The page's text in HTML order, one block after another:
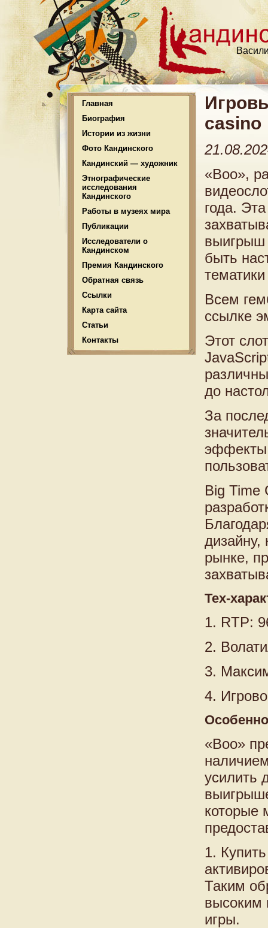
Главная
Биография
Истории из жизни
Фото Кандинского
Кандинский — художник
Этнографические
исследования
Кандинского
Работы в музеях мира
Публикации
Исследователи о
Кандинском
Премия Кандинского
Обратная связь
Ссылки
Карта сайта
Статьи
Контакты
casino
«Boo»,
года.
выигрыш
быть
Всем
ссылке
Этот
до
За
Big Time
дизайну,
рынке,
Тех-
1. RTP:
2.
3.
4.
«Boo»
усилить
которые
1.
Таким
высоким
игры.